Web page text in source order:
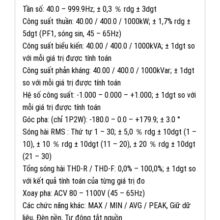
Tần số: 40.0 – 999.9Hz; ± 0,3 ％ rdg ± 3dgt
Công suất thuần: 40.00 / 400.0 / 1000kW; ± 1,7% rdg ±
5dgt (PF1, sóng sin, 45 – 65Hz)
Công suất biểu kiến: 40.00 / 400.0 / 1000kVA; ± 1dgt so
với mỗi giá trị được tính toán
Công suất phản kháng: 40.00 / 400.0 / 1000kVar; ± 1dgt
so với mỗi giá trị được tính toán
Hệ số công suất: -1.000 – 0.000 – +1.000; ± 1dgt so với
mỗi giá trị được tính toán
Góc pha: (chỉ 1P2W): -180.0 – 0.0 – +179.9; ± 3.0 °
Sóng hài RMS : Thứ tự 1 – 30; ± 5,0 ％ rdg ± 10dgt (1 –
10), ± 10 ％ rdg ± 10dgt (11 – 20), ± 20 ％ rdg ± 10dgt
(21 – 30)
Tổng sóng hài THD-R / THD-F: 0,0% – 100,0%; ± 1dgt so
với kết quả tính toán của từng giá trị đo
Xoay pha: ACV 80 – 1100V (45 – 65Hz)
Các chức năng khác: MAX / MIN / AVG / PEAK, Giữ dữ
liệu, Đèn nền, Tự động tắt nguồn
KINH DOANH 1: 082 234 2688
KINH DOANH 2: 0965 101 613
KINH DOANH 4: 0823 944 186